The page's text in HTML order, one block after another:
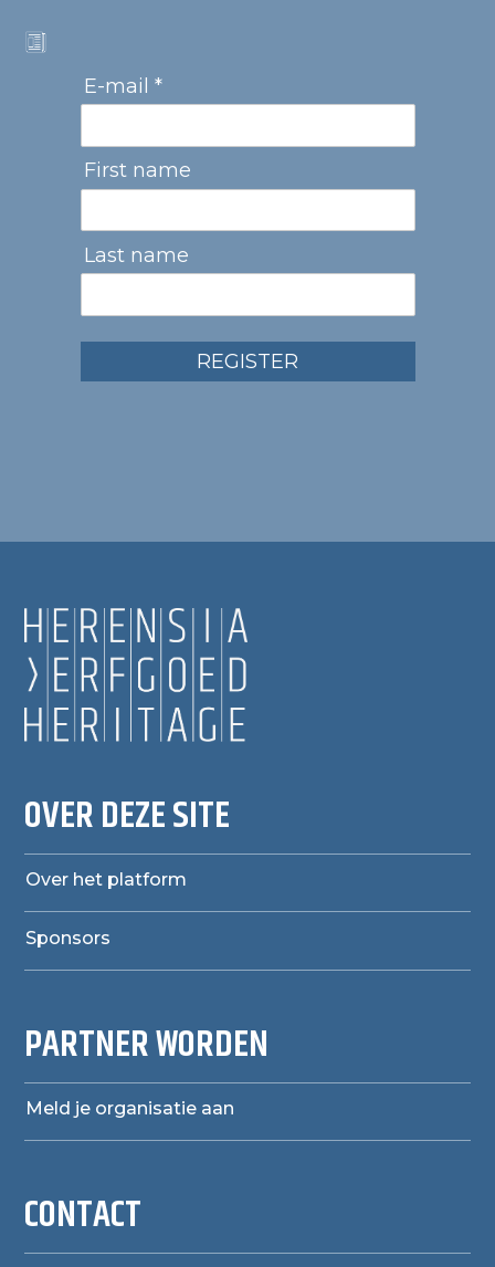
E-mail *
First name
Last name
REGISTER
OVER DEZE SITE
Over het platform
Sponsors
PARTNER WORDEN
Meld je organisatie aan
CONTACT